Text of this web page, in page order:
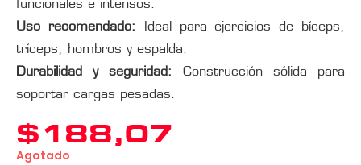
funcionales e intensos.
Uso recomendado: Ideal para ejercicios de bíceps,
tríceps, hombros y espalda.
Durabilidad y seguridad:
Construcción sólida para
soportar cargas pesadas.
$188,07
Agotado